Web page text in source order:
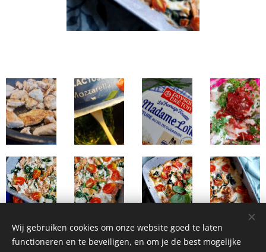
Wij gebruiken cookies om onze website goed te laten
functioneren en te beveiligen, en om je de best mogelijke